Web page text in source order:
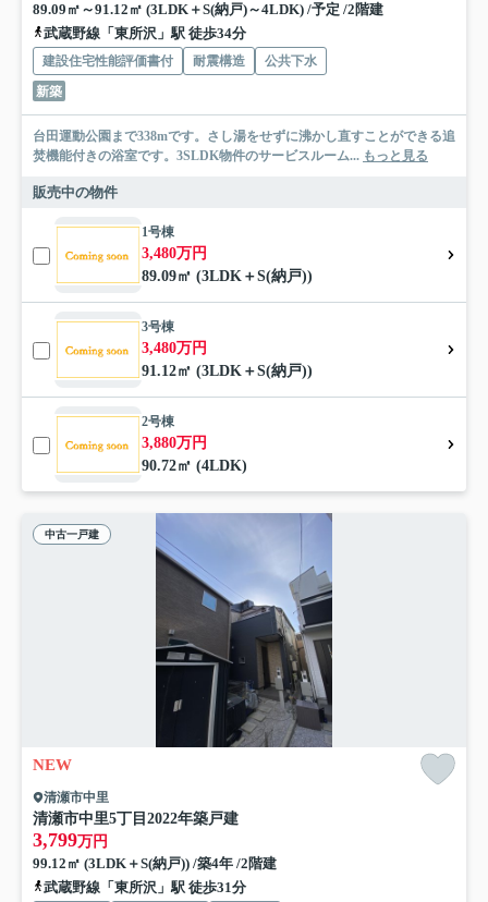
89.09㎡～91.12㎡ (3LDK＋S(納戸)～4LDK) /予定 /2階建
武蔵野線「東所沢」駅 徒歩34分
建設住宅性能評価書付 耐震構造
公共下水
新築
台田運動公園まで338mです。さし湯をせずに沸かし直すことができる追
焚機能付きの浴室です。3SLDK物件のサービスルーム... もっと見る
販売中の物件
1号棟
3,480万円
89.09㎡ (3LDK＋S(納戸))
3号棟
3,480万円
91.12㎡ (3LDK＋S(納戸))
2号棟
3,880万円
90.72㎡ (4LDK)
中古一戸建
NEW
清瀬市中里
清瀬市中里5丁目2022年築戸建
3,799万円
99.12㎡ (3LDK＋S(納戸)) /築4年 /2階建
武蔵野線「東所沢」駅 徒歩31分